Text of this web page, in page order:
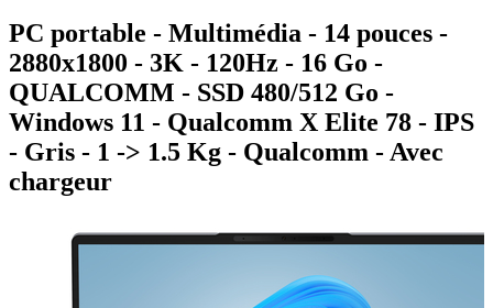
PC portable - Multimédia - 14 pouces -
2880x1800 - 3K - 120Hz - 16 Go -
QUALCOMM - SSD 480/512 Go -
Windows 11 - Qualcomm X Elite 78 - IPS
- Gris - 1 -> 1.5 Kg - Qualcomm - Avec
chargeur